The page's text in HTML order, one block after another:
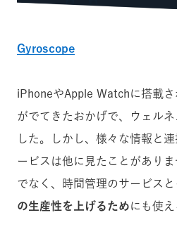
Gyroscope
iPhoneやApple Watchに搭載さ
がでてきたおかげで、ウェル
した。しかし、様々な情報と
ービスは他に見たことがあり
でなく、時間管理のサービスと
の生産性を上げるためにも使え